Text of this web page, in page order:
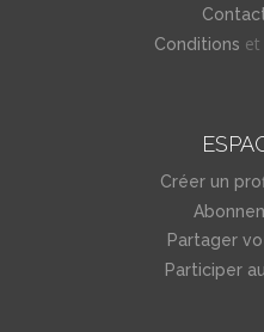
Conditions et
Créer un
Partager
Participer